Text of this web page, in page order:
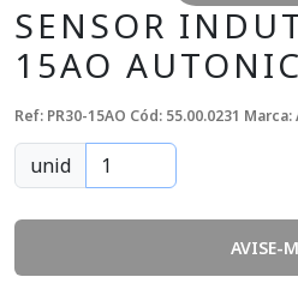
SENSOR
15AO
Ref: PR30-15AO Cód: 55.00.0231
unid
AVISE-